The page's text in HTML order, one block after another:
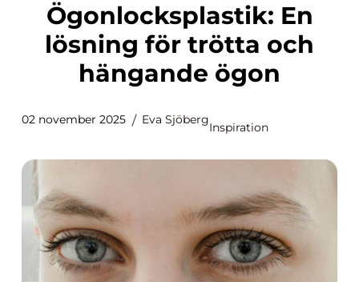
Ögonlocksplastik: En
lösning för trötta och
hängande ögon
02 november 2025 Eva Sjöberg
Inspiration